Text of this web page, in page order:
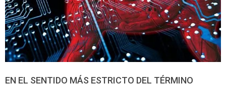
EN EL SENTIDO MÁS ESTRICTO DEL TÉRMINO